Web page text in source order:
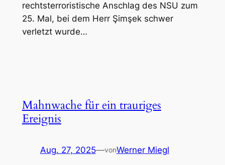
rechtsterroristische Anschlag des NSU zum
25. Mal, bei dem Herr Şimşek schwer
verletzt wurde…
Mahnwache für ein trauriges
Ereignis
Aug. 27, 2025—vonWerner Miegl